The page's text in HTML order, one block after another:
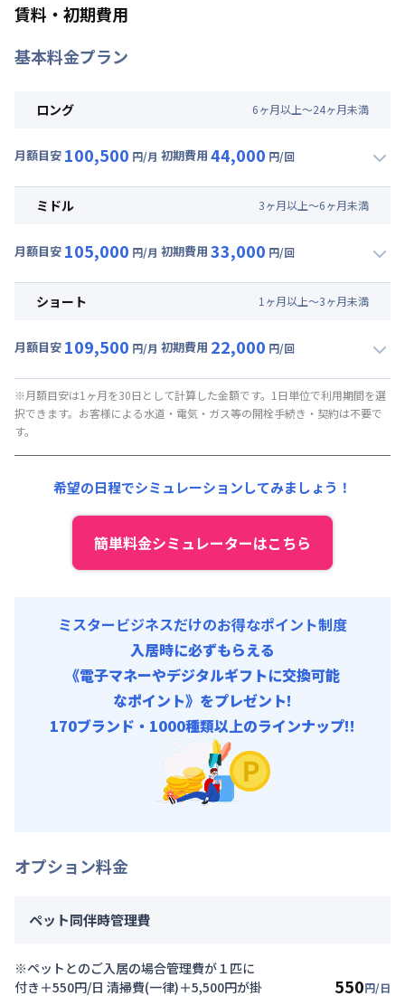
賃料・初期費用
基本料金プラン
ロング 6ヶ月以上～24ヶ月未満
月額目安 100,500 円/月 初期費用 44,000 円/回
月額賃料目安(30日利用)
光熱費他 : 0円/月 (0円/日) ※賃料に含める
その他費用 :
初期費用
ミドル 3ヶ月以上～6ヶ月未満
月額目安 105,000 円/月 初期費用 33,000 円/回
月額賃料目安(30日利用)
光熱費他 : 0円/月 (0円/日) ※賃料に含める
その他費用 :
管理費: 37,500円/月 (1,250円/日)
初期費用
ショート 1 ヶ月以上～3ヶ月未満
月額目安 109,500 円/月 初期費用 22,000 円/回
月額賃料目安(30日利用)
賃料 : 72,000円/月 (2,400円/日)
光熱費他 :
その他費用 :
37,500円/月 (1,250円/日)
契約事務手数料 : 5,000円/回 (税抜)
※月額目安は1ヶ月を30日として計算した金額です。1日単位で利用期間を選
択できます。お客様による水道・電気・ガス等の開栓手続き・契約は不要で
す。
希望の日程でシミュレーションしてみましょう！
簡単料金シミュレーターはこちら
ミスタービジネスだけのお得なポイント制度
入居時に必ずもらえる
《電子マネーやデジタルギフトに交換可能
なポイント》をプレゼント!
170ブランド・1000種類以上のラインナップ!!
オプション料金
ペット同伴時管理費
※ペットとのご入居の場合管理費が１匹に
付き＋550円/日 清掃費(一律)＋5,500円が掛
550円/日